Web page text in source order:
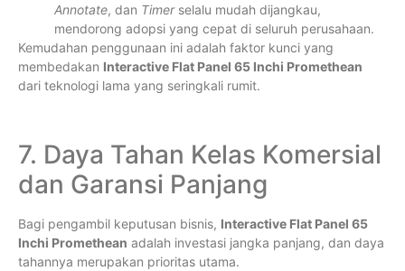
Annotate, dan Timerselalu mudah dijangkau,
mendorong adopsi yang cepat di seluruh perusahaan.
Kemudahan penggunaan ini adalah faktor kunci yang
membedakan Interactive Flat Panel 65 Inchi Promethean
dari teknologi lama yang seringkali rumit.
7. Daya Tahan Kelas Komersial
dan Garansi Panjang
Bagi pengambil keputusan bisnis, Interactive Flat Panel 65
Inchi Promethean adalah investasi jangka panjang, dan daya
tahannya merupakan prioritas utama.